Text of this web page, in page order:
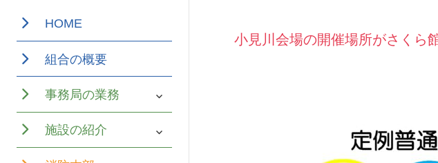
香取広域
市町村圏
事務組合
村圏事務組合
は、千葉県香
取市、神崎
町、多古町及
び東庄町の1市
3町が設立して
HOME
組合の概要
事務局の業務
サ
ブ
メ
ニ
施設の紹介
サ
ブ
小見川会場の開催場所がさくら